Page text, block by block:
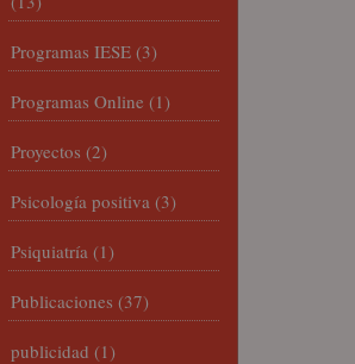
Programas IESE (3)
Programas Online (1)
Proyectos (2)
Psicología positiva (3)
Psiquiatría (1)
Publicaciones (37)
publicidad (1)